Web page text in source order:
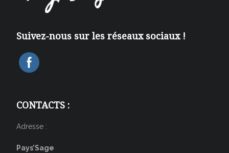
Suivez-nous sur les réseaux sociaux !
CONTACTS :
Adresse :
Pays’Sage